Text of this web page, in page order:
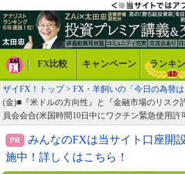
FX比較 キャンペーン ランキ
ザイFX！トップ> FX・羊飼いの「今日の為替は
(金)■『米ドルの方向性』と『金融市場のリスク
員会会合(米国時間10日中にワクチン緊急使用許
みんなのFXは当サイト口座開
施中！詳しくはこちら！